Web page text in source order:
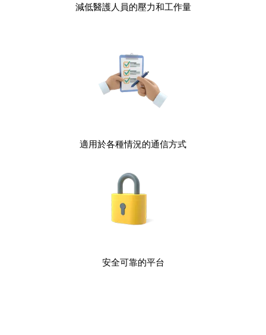
減低醫護人員的壓力和工作量
適用於各種情況的通信方式
安全可靠的平台